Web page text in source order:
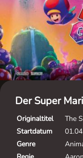
Der Super
Originaltitel
The
Startdatum
Genre